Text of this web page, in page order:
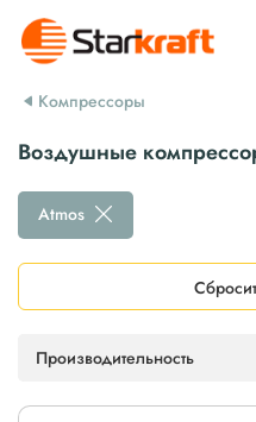
Компрессоры
Воздушные
Производительность
Atmos